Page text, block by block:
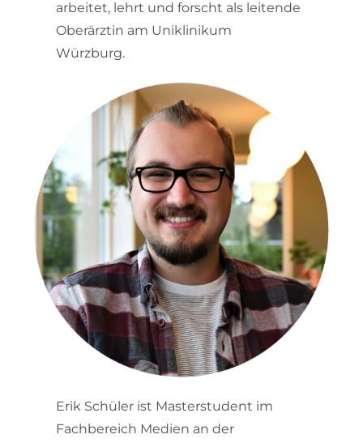
arbeitet, lehrt und forscht als leitende
Oberärztin am Uniklinikum
Würzburg.
Erik Schüler ist Masterstudent im
Fachbereich Medien an der